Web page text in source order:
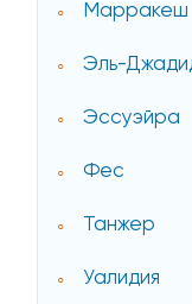
Марракеш
Эль-
Эссуэйра
Фес
Танжер
Уалидия